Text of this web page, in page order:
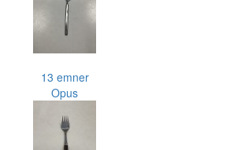
13 emner
Opus